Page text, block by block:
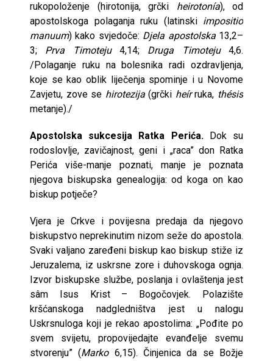
rukopoloženje (hirotonija, grčki heirotonía), od
apostolskoga polaganja ruku (latinski impositio
manuum) kako svjedoče: Djela apostolska13,2–
3; Prva Timoteju4,14; Druga Timoteju4,6.
/Polaganje ruku na bolesnika radi ozdravljenja,
koje se kao oblik liječenja spominje i u Novome
Zavjetu, zove se hirotezija(grčki heírruka, thésis
metanje)./
Apostolska sukcesija Ratka Perića.Dok su
rodoslovlje, zavičajnost, geni i „raca” don Ratka
Perića više-manje poznati, manje je poznata
njegova biskupska genealogija: od koga on kao
biskup potječe?
Vjera je Crkve i povijesna predaja da njegovo
biskupstvo neprekinutim nizom seže do apostola.
Svaki valjano zaređeni biskup kao biskup stiže iz
Jeruzalema, iz uskrsne zore i duhovskoga ognja.
Izvor biskupske službe, poslanja i ovlaštenja jest
sâm Isus Krist – Bogočovjek. Polazište
kršćanskoga nadgledništva jest u nalogu
Uskrsnuloga koji je rekao apostolima: „Pođite po
svem svijetu, propovijedajte evanđelje svemu
stvorenju” (Marko6,15). Činjenica da se Božje